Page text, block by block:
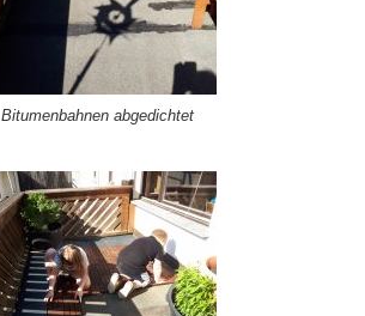
Bitumenbahnen abgedichtet